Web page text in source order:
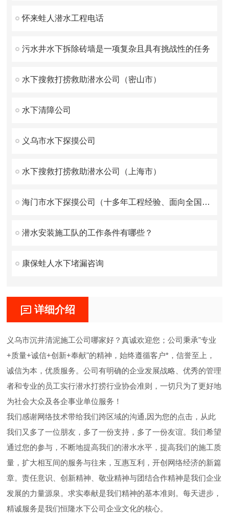
怀来蛙人潜水工程电话
污水井水下拆除砖墙是一项复杂且具有挑战性的任务
水下搜救打捞救助潜水公司（密山市）
水下清障公司
义乌市水下探摸公司
水下搜救打捞救助潜水公司（上海市）
海门市水下探摸公司（十多年工程经验、面向全国施工）
潜水安装施工队的工作条件有哪些？
康保蛙人水下堵漏咨询
详细介绍
义乌市沉井清泥施工公司哪家好？真诚欢迎您；公司秉承"专业
+质量+诚信+创新+奉献"的精神，始终遵循客户*，信誉至上，
诚信为本，优质服务。公司有明确的企业发展战略、优秀的管理
者和专业的员工实行潜水打捞行业协会准则，一切只为了更好地
为社会大众及各企事业单位服务！
我们感谢网络技术带给我们跨区域的沟通,因为您的点击，从此
我们又多了一位朋友，多了一份支持，多了一份友谊。我们希望
通过您的参与，不断地提高我们的潜水水平，提高我们的施工质
量，扩大相互间的服务与往来，互惠互利，开创网络经济的新篇
章。责任意识、创新精神、敬业精神与团结合作精神是我们企业
发展的力量源泉。求实奉献是我们精神的基本准则。每天进步，
精诚服务是我们恒隆水下公司企业文化的核心。